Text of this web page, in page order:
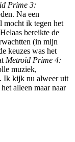
Prime 3:
Na een
mocht ik tegen het
bereikte de
(in mijn
keuzes was het
Metroid Prime 4:
muziek,
Ik kijk nu alweer uit
alleen maar naar